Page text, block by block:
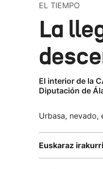
EL TIEMPO
La
El interior de la
Diputación de
Urbasa, nevado,
Euskaraz